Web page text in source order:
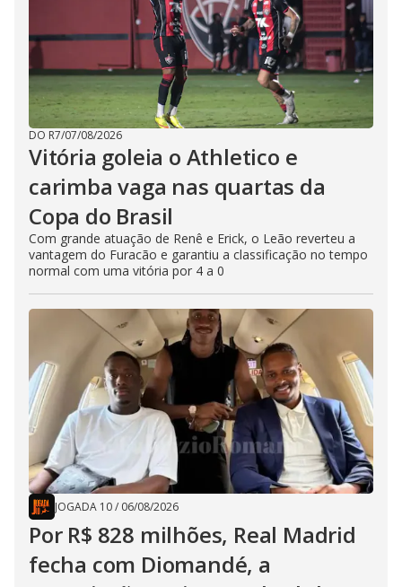
DO R7/07/08/2026
Vitória goleia o Athletico e
carimba vaga nas quartas da
Copa do Brasil
Com grande atuação de Renê e Erick, o Leão reverteu a
vantagem do Furacão e garantiu a classificação no tempo
normal com uma vitória por 4 a 0
JOGADA 10/ 06/08/2026
Por R$ 828 milhões, Real Madrid
fecha com Diomandé, a